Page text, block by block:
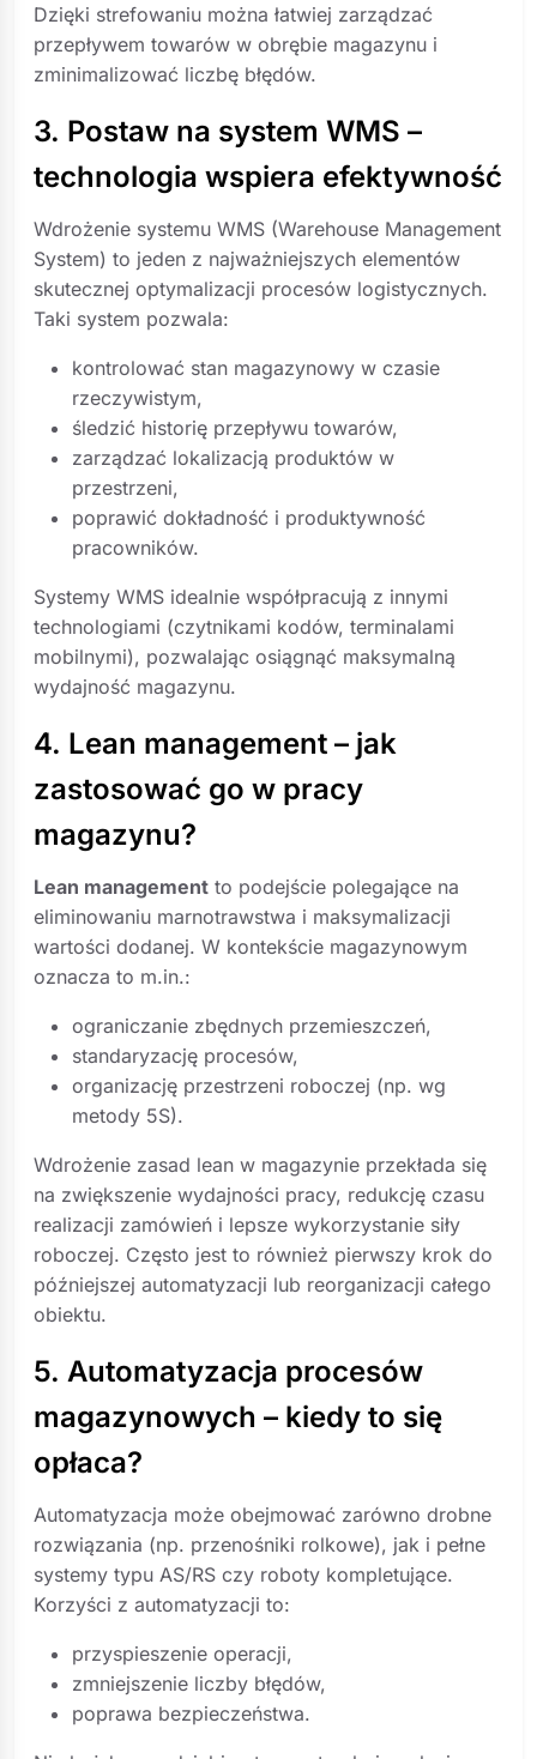
Dzięki strefowaniu można łatwiej zarządzać
przepływem towarów w obrębie magazynu i
zminimalizować liczbę błędów.
3. Postaw na system WMS –
technologia wspiera efektywność
Wdrożenie systemu WMS (Warehouse Management
System) to jeden z najważniejszych elementów
skutecznej optymalizacji procesów logistycznych.
Taki system pozwala:
kontrolować stan magazynowy w czasie
rzeczywistym,
śledzić historię przepływu towarów,
zarządzać lokalizacją produktów w
przestrzeni,
poprawić dokładność i produktywność
pracowników.
Systemy WMS idealnie współpracują z innymi
technologiami (czytnikami kodów, terminalami
mobilnymi), pozwalając osiągnąć maksymalną
wydajność magazynu.
4. Lean management – jak
zastosować go w pracy
magazynu?
Lean management to podejście polegające na
eliminowaniu marnotrawstwa i maksymalizacji
wartości dodanej. W kontekście magazynowym
oznacza to m.in.:
ograniczanie zbędnych przemieszczeń,
standaryzację procesów,
organizację przestrzeni roboczej (np. wg
metody 5S).
Wdrożenie zasad lean w magazynie przekłada się
na zwiększenie wydajności pracy, redukcję czasu
realizacji zamówień i lepsze wykorzystanie siły
roboczej. Często jest to również pierwszy krok do
późniejszej automatyzacji lub reorganizacji całego
obiektu.
5. Automatyzacja procesów
magazynowych – kiedy to się
opłaca?
Automatyzacja może obejmować zarówno drobne
rozwiązania (np. przenośniki rolkowe), jak i pełne
systemy typu AS/RS czy roboty kompletujące.
Korzyści z automatyzacji to:
przyspieszenie operacji,
zmniejszenie liczby błędów,
poprawa bezpieczeństwa.